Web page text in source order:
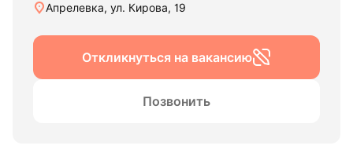
Апрелевка, ул. Кирова, 19
Откликнуться на вакансию
Позвонить